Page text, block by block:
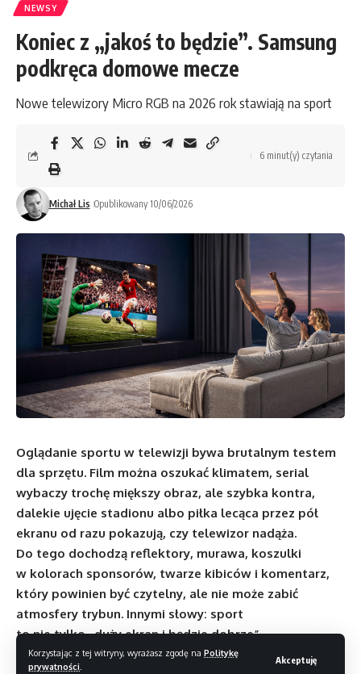
Korzystając z tej witryny, wyrażasz zgodę na Politykę
prywatności
Akceptuję
NEWSY
Koniec z „jakoś to będzie”. Samsung
podkręca domowe mecze
Nowe telewizory Micro RGB na 2026 rok stawiają na sport
Michał Lis Opublikowany 10/06/2026
6 minut(y) czytania
Oglądanie sportu w telewizji bywa brutalnym testem
dla sprzętu. Film można oszukać klimatem, serial
wybaczy trochę miększy obraz, ale szybka kontra,
dalekie ujęcie stadionu albo piłka lecąca przez pół
ekranu od razu pokazują, czy telewizor nadąża.
Do tego dochodzą reflektory, murawa, koszulki
w kolorach sponsorów, twarze kibiców i komentarz,
który powinien być czytelny, ale nie może zabić
atmosfery trybun. Innymi słowy: sport
to nie tylko „duży ekran i będzie dobrze”.
Samsung od kilku lat traktuje transmisje sportowe jako